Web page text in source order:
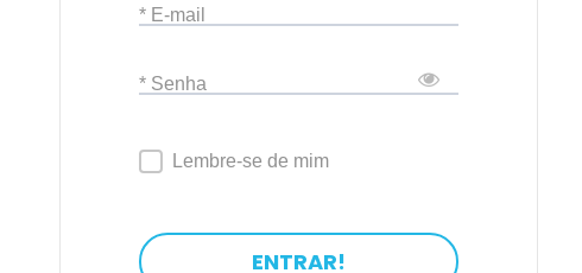
* E-mail
* Senha
Lembre-se de mim
ENTRAR!